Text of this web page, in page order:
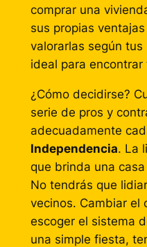
comprar una
sus propias
valorarlas según
ideal para
¿Cómo decidirse?
serie de pros y
adecuadamente
Independencia. La
que brinda una
No tendrás que
vecinos. Cambiar el
escoger el sistema
una simple fiesta,